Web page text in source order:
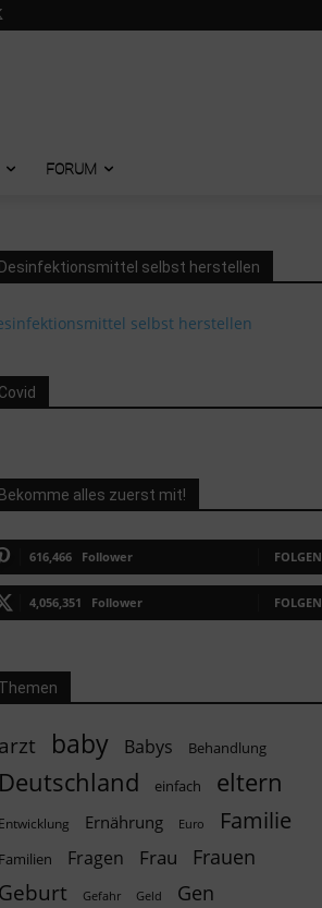
FORUM
selbst herstellen
selbst herstellen
alles zuerst mit!
616,466 Follower FOLGEN
4,056,351 Follower FOLGEN
baby Babys Behandlung
einfach eltern
Ernährung Euro Familie
Fragen Frau Frauen
Gefahr Geld
Gen